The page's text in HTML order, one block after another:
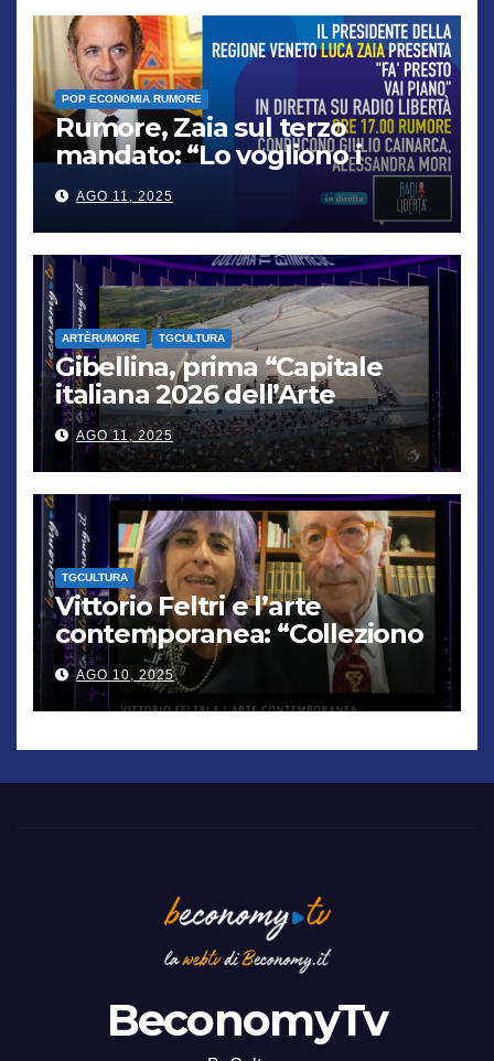
POP ECONOMIA RUMORE
Rumore, Zaia sul terzo
mandato: “Lo vogliono i
cittadini, chi non lo capisce
verrà punito”
AGO 11, 2025
ARTÈRUMORE TGCULTURA
Gibellina, prima “Capitale
italiana 2026 dell’Arte
contemporanea”
AGO 11, 2025
TGCULTURA
Vittorio Feltri e l’arte
contemporanea: “Colleziono
De Chirico. Cattelan? Un
genio”
AGO 10, 2025
BeconomyTv